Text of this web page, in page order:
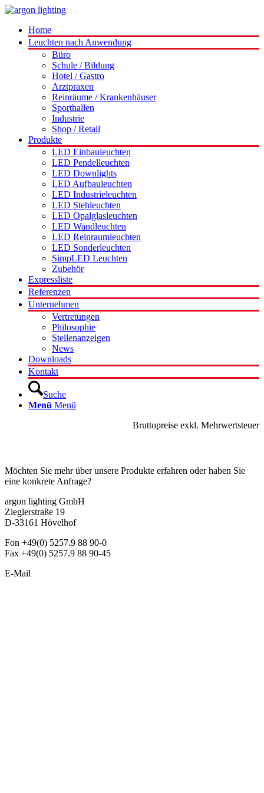
Home
Leuchten nach Anwendung
Büro
Schule / Bildung
Hotel / Gastro
Arztpraxen
Reinräume / Krankenhäuser
Sporthallen
Industrie
Shop / Retail
Produkte
LED Einbauleuchten
LED Pendelleuchten
LED Downlights
LED Aufbauleuchten
LED Industrieleuchten
LED Stehleuchten
LED Opalglasleuchten
LED Wandleuchten
LED Reinraumleuchten
LED Sonderleuchten
SimpLED Leuchten
Zubehör
Expressliste
Referenzen
Unternehmen
Vertretungen
Philosophie
Stellenanzeigen
News
Downloads
Kontakt
Suche
Menü Menü
Bruttopreise exkl. Mehrwertsteuer
Möchten Sie mehr über unsere Produkte erfahren oder haben Sie
eine konkrete Anfrage?
argon lighting GmbH
Zieglerstraße 19
D-33161 Hövelhof
Fon +49(0) 5257.9 88 90-0
Fax +49(0) 5257.9 88 90-45
E-Mail